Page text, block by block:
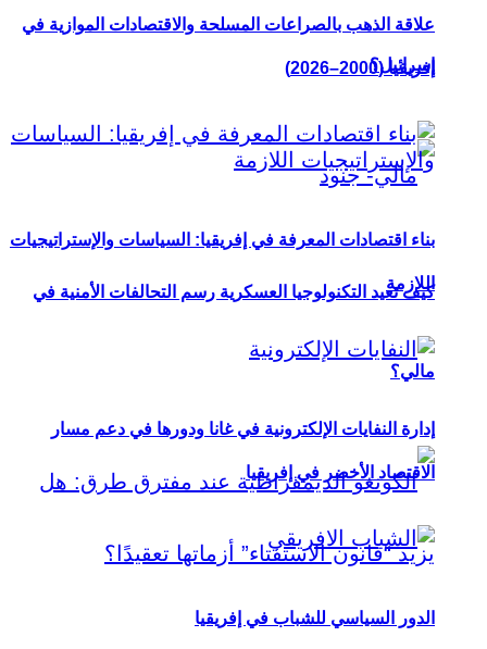
إسرائيل؟
كيف تعيد التكنولوجيا العسكرية رسم التحالفات الأمنية في
مالي؟
علاقة الذهب بالصراعات المسلحة والاقتصادات الموازية في
إفريقيا (2000–2026)
بناء اقتصادات المعرفة في إفريقيا: السياسات والإستراتيجيات
اللازمة
إدارة النفايات الإلكترونية في غانا ودورها في دعم مسار
الاقتصاد الأخضر في إفريقيا
الدور السياسي للشباب في إفريقيا